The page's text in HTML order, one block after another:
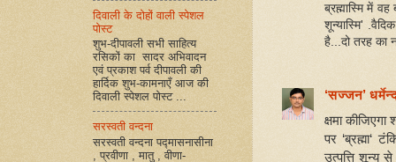
ब्रह्मास्मि में
शून्यास्मि'
है...दो तरह का
‘सज्जन’
क्षमा
पर ‘ब्रह्मा‘
उत्पत्ति शून्य से
दिवाली के दोहों वाली स्पेशल
पोस्ट
शुभ-दीपावली सभी साहित्य
रसिकों का सादर अभिवादन
एवं प्रकाश पर्व दीपावली की
हार्दिक शुभ-कामनाएँ आज की
दिवाली स्पेशल पोस्ट ...
सरस्वती वन्दना
सरस्वती वन्दना पद्मासनासीना
, प्रवीणा , मातु , वीणा-